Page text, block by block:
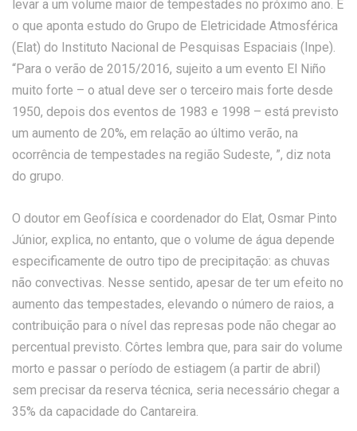
levar a um volume maior de tempestades no próximo ano. É
o que aponta estudo do Grupo de Eletricidade Atmosférica
(Elat) do Instituto Nacional de Pesquisas Espaciais (Inpe).
“Para o verão de 2015/2016, sujeito a um evento El Niño
muito forte – o atual deve ser o terceiro mais forte desde
1950, depois dos eventos de 1983 e 1998 – está previsto
um aumento de 20%, em relação ao último verão, na
ocorrência de tempestades na região Sudeste, ”, diz nota
do grupo.
O doutor em Geofísica e coordenador do Elat, Osmar Pinto
Júnior, explica, no entanto, que o volume de água depende
especificamente de outro tipo de precipitação: as chuvas
não convectivas. Nesse sentido, apesar de ter um efeito no
aumento das tempestades, elevando o número de raios, a
contribuição para o nível das represas pode não chegar ao
percentual previsto. Côrtes lembra que, para sair do volume
morto e passar o período de estiagem (a partir de abril)
sem precisar da reserva técnica, seria necessário chegar a
35% da capacidade do Cantareira.